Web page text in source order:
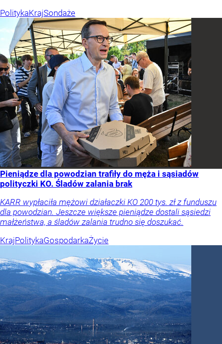
PolitykaKrajSondaże
Pieniądze dla powodzian trafiły do męża i sąsiadów
polityczki KO. Śladów zalania brak
KARR wypłaciła mężowi działaczki KO 200 tys. zł z funduszu
dla powodzian. Jeszcze większe pieniądze dostali sąsiedzi
małżeństwa, a śladów zalania trudno się doszukać.
KrajPolitykaGospodarkaŻycie